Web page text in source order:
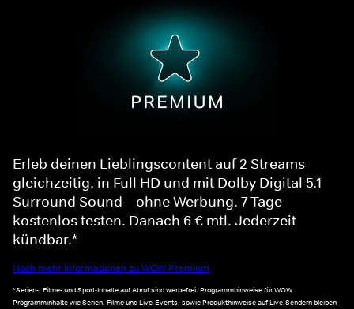
Erleb deinen Lieblingscontent auf 2 Streams
gleichzeitig, in Full HD und mit Dolby Digital 5.1
Surround Sound – ohne Werbung. 7 Tage
kostenlos testen. Danach 6 € mtl. Jederzeit
kündbar.*
Noch mehr Informationen zu WOW Premium
*Serien-, Filme- und Sport-Inhalte auf Abruf sind werbefrei. Programmhinweise für WOW
Programminhalte wie Serien, Filme und Live-Events, sowie Produkthinweise auf Live-Sendern bleiben